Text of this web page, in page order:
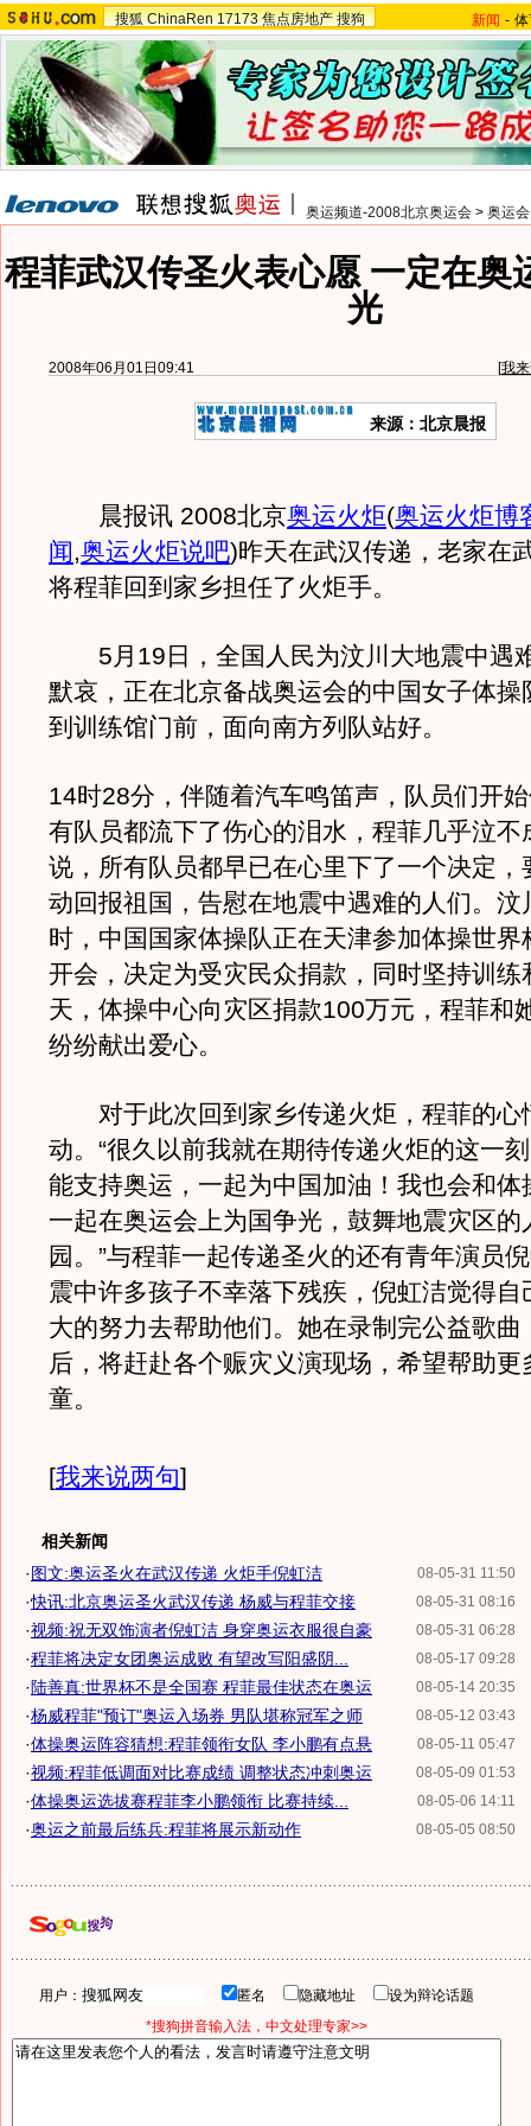
搜狐 ChinaRen 17173 焦点房地产 搜狗 新闻 -
奥运频道-2008北京奥运会 > 奥运
程菲武汉传圣火表心愿 一定在奥
光
2008年06月01日09:41 [我
来源：北京晨报
晨报讯 2008北京奥运火炬(奥运火炬博
闻,奥运火炬说吧)昨天在武汉传递，老家在
将程菲回到家乡担任了火炬手。
5月19日，全国人民为汶川大地震中遇
默哀，正在北京备战奥运会的中国女子体操
到训练馆门前，面向南方列队站好。
14时28分，伴随着汽车鸣笛声，队员们开
有队员都流下了伤心的泪水，程菲几乎泣不
说，所有队员都早已在心里下了一个决定，
动回报祖国，告慰在地震中遇难的人们。汶
时，中国国家体操队正在天津参加体操世界
开会，决定为受灾民众捐款，同时坚持训练
天，体操中心向灾区捐款100万元，程菲和
纷纷献出爱心。
对于此次回到家乡传递火炬，程菲的心
动。“很久以前我就在期待传递火炬的这一
能支持奥运，一起为中国加油！我也会和体
一起在奥运会上为国争光，鼓舞地震灾区的
园。”与程菲一起传递圣火的还有青年演员
震中许多孩子不幸落下残疾，倪虹洁觉得自
大的努力去帮助他们。她在录制完公益歌曲
后，将赶赴各个赈灾义演现场，希望帮助更
童。
[我来说两句]
相关新闻
08-05-31 11:50
·图文:奥运圣火在武汉传递 火炬手倪虹洁
08-05-31 08:16
·快讯:北京奥运圣火武汉传递 杨威与程菲交接
08-05-31 06:28
·视频:祝无双饰演者倪虹洁 身穿奥运衣服很自豪
08-05-17 09:28
·程菲将决定女团奥运成败 有望改写阳盛阴...
08-05-14 20:35
· 陆善真:世界杯不是全国赛 程菲最佳状态在奥运
08-05-12 03:43
·杨威程菲"预订"奥运入场券 男队堪称冠军之师
08-05-11 05:47
·体操奥运阵容猜想:程菲领衔女队 李小鹏有点悬
08-05-09 01:53
·视频:程菲低调面对比赛成绩 调整状态冲刺奥运
08-05-06 14:11
·体操奥运选拔赛程菲李小鹏领衔 比赛持续...
08-05-05 08:50
·奥运之前最后练兵:程菲将展示新动作
用户： 匿名 隐藏地址
设为辩论话题
*搜狗拼音输入法，中文处理专家>>